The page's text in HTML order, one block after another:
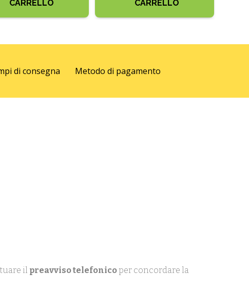
CARRELLO
CARRELLO
di consegna Metodo di pagamento
il preavviso telefonicoper concordare la